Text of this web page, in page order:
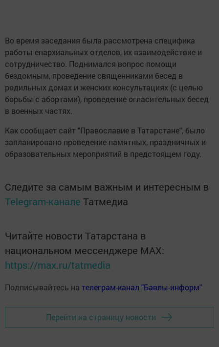
Во время заседания была рассмотрена специфика
работы епархиальных отделов, их взаимодействие и
сотрудничество. Поднимался вопрос помощи
бездомным, проведение священниками бесед в
родильных домах и женских консультациях (с целью
борьбы с абортами), проведение огласительных бесед
в военных частях.
Как сообщает сайт "Православие в Татарстане", было
запланировано проведение памятных, праздничных и
образовательных мероприятий в предстоящем году.
Следите за самым важным и интересным в
Telegram-канале Татмедиа
Читайте новости Татарстана в
национальном мессенджере MАХ:
https://max.ru/tatmedia
Подписывайтесь на телеграм-канал "Бавлы-информ"
Перейти на страницу новости